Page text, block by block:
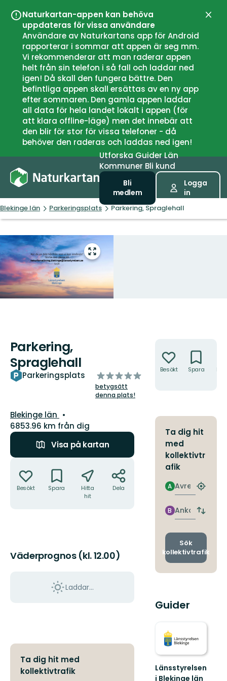
Naturkartan-appen kan behöva
uppdateras för vissa användare
Användare av Naturkartans app för Android
rapporterar i sommar att appen är seg mm.
Vi rekommenderar att man raderar appen
helt från sin telefon i så fall och laddar ned
igen! Då skall den fungera bättre. Den
befintliga appen skall ersättas av en ny app
efter sommaren. Den gamla appen laddar
all data för hela landet lokalt i appen (för
att klara offline-läge) men det innebär att
den blir för stor för vissa telefoner - då
behöver den raderas och laddas ned igen!
UtforskaGuiderLän
Kommuner Bli kund
Bli
medlem
Logga
in
Blekinge län Parkeringsplats Parkering, Spraglehall
Gå
till
Parkering,
Spraglehall
Parkeringsplats
av
5
stjärnor
betygsätt
denna plats!
Län:
Blekinge län
6853.96 km från dig
Visa på kartan
Besökt Spara
Hitta
hit
Dela
Väderprognos (kl. 12.00)
Laddar...
Ta dig hit med
kollektivtrafik
Besökt Spara
Ta dig hit
med
kollektivtr
afik
Avresa
A
Hitta
Ankomst
B
Byt
och
Sök
kollektivtrafik
Guider
Länsstyrelsen
i Blekinge län